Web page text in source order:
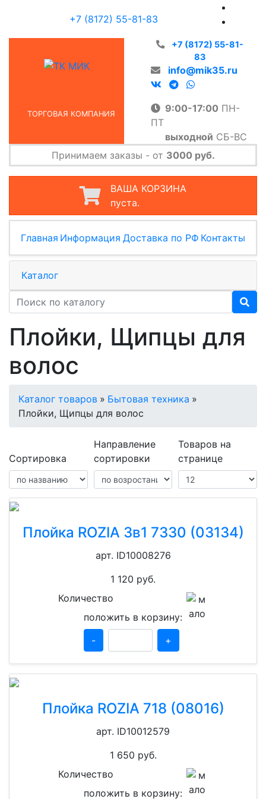
+7 (8172) 55-81-83
ТОРГОВАЯ КОМПАНИЯ
Принимаем заказы - от 3000 руб.
+7 (8172) 55-81-
83
info@mik35.ru
9:00-17:00 ПН-
ПТ
выходной СБ-ВС
ВАША КОРЗИНА
пуста.
Главная Информация Доставка по РФ Контакты
Каталог
Плойки, Щипцы для
волос
Каталог товаров » Бытовая техника »
Плойки, Щипцы для волос
Сортировка
Направление
сортировки
Товаров на
странице
Плойка ROZIA 3в1 7330 (03134)
арт. ID10008276
1 120 руб.
Количество
положить в корзину:
-
+
Плойка ROZIA 718 (08016)
арт. ID10012579
1 650 руб.
Количество
положить в корзину: